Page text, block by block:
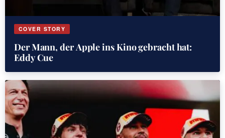
COVER STORY
Der Mann, der Apple ins Kino gebracht hat:
Eddy Cue